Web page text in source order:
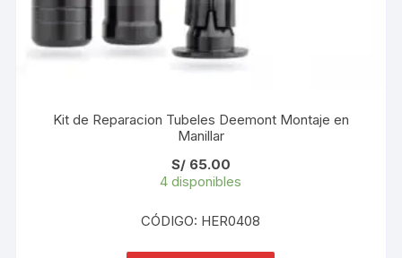
Kit de Reparacion Tubeles Deemont Montaje en
Manillar
S/65.00
4 disponibles
CÓDIGO: HER0408